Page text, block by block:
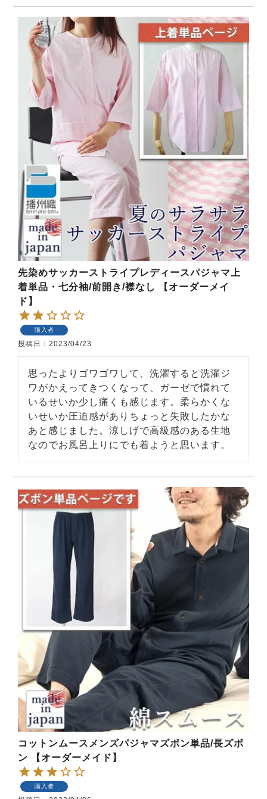
売れ筋ランキング
- Item Ranking -
新着商品
- New Arrival -
すべての季節のパジャマ一覧はこちら
パジャマ
ガールズ前開
き
ガールズかぶ
り
ボーイズ長袖
ボーイズ半袖
ボーイズ前開
き
ボーイズかぶ
り
ガールズ上着
単品
ガールズズボ
ン単品
ボーイズ
上着
ボーイズズボ
ン単品
売れ筋ランキング
- Item Ranking -
新着商品
- New Arrival -
すべてのデザインのパジャマ一覧はこちら
先染めサッカーストライプレディースパジャマ上
着単品・七分袖/前開き/襟なし 【オーダーメイ
ド】
購入者
投稿日 2023/04/23
思ったよりゴワゴワして、洗濯すると洗濯ジ
ワがかえってきつくなって、ガーゼで慣れて
いるせいか少し痛くも感じます。柔らかくな
いせいか圧迫感がありちょっと失敗したかな
あと感じました。涼しげで高級感のある生地
なのでお風呂上りにでも着ようと思います。
コットンムースメンズパジャマズボン単品/長ズボ
ン 【オーダーメイド】
購入者